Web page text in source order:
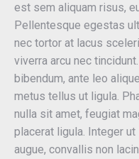
est sem aliquam risus,
Pellentesque egestas
nec tortor at lacus
viverra arcu nec
bibendum, ante leo
metus tellus ut ligula.
nulla sit amet, feugiat
placerat ligula. Integer
augue, convallis non